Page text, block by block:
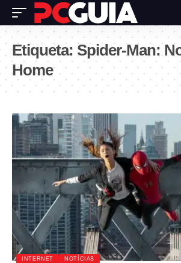
Etiqueta: Spider-Man:
Home
INTERNET NOTÍCIAS